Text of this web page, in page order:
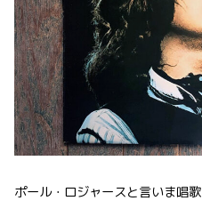
ポール・ロジャースと言いま唱歌